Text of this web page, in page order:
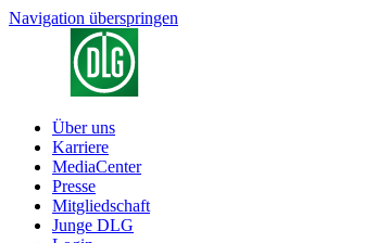
Navigation überspringen
Über uns
Karriere
MediaCenter
Presse
Mitgliedschaft
Junge DLG